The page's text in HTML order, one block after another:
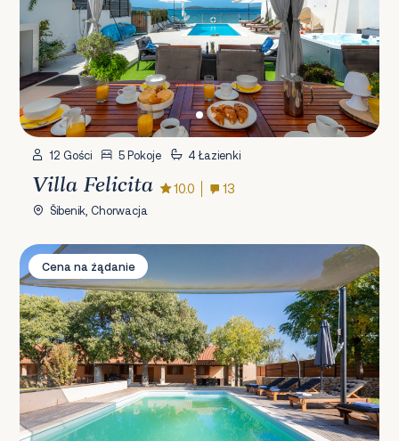
12 Gości 5 Pokoje 4 Łazienki
Villa Felicita 10.0 13
Šibenik, Chorwacja
Villa Touch of Nature
Cena na żądanie